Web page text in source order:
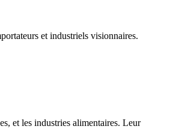
et industriels visionnaires.
et les industries alimentaires. Leur